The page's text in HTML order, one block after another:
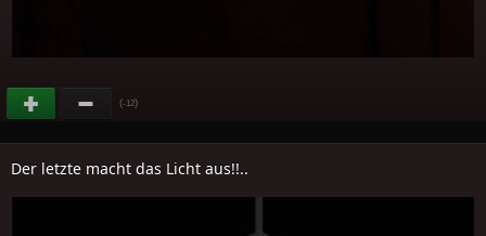
(-12)
Der letzte macht das Licht aus!!..